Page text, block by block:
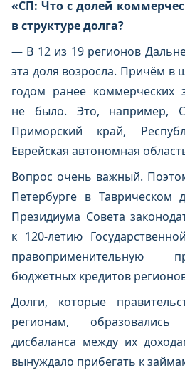
«СП: Что с долей
в структуре долга?
— В 12 из 19 регионов
эта доля возросла. Причём в
годом ранее коммерческих
не было. Это, например,
Приморский край,
Еврейская автономная
Вопрос очень важный.
Петербурге в Таврическом
Президиума Совета
к 120-летию
правоприменительную
бюджетных кредитов
Долги, которые
регионам,
дисбаланса между их
вынуждало прибегать к